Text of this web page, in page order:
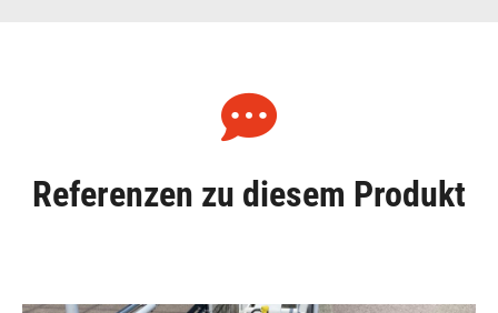
Referenzen zu diesem Produkt